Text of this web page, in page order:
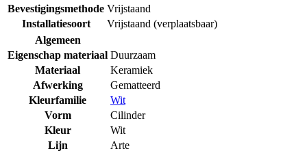
Bevestigingsmethode Vrijstaand
Installatiesoort
Vrijstaand (verplaatsbaar)
Algemeen
Eigenschap materiaal Duurzaam
Materiaal
Keramiek
Afwerking
Gematteerd
Kleurfamilie
Wit
Vorm
Cilinder
Kleur
Wit
Lijn
Arte